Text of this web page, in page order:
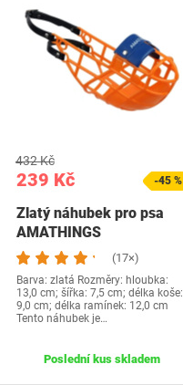
239 Kč
432 Kč
-45 %
Zlatý náhubek pro psa
AMATHINGS
(17×)
Barva: zlatá Rozměry: hloubka:
13,0 cm; šířka: 7,5 cm; délka koše:
9,0 cm; délka ramínek: 12,0 cm
Tento náhubek je…
Poslední kus skladem